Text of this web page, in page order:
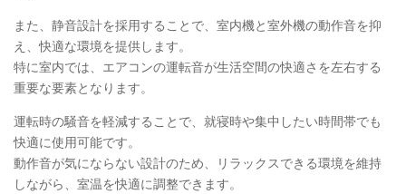
また、静音設計を採用することで、室内機と室外機の動作音を抑
え、快適な環境を提供します。
特に室内では、エアコンの運転音が生活空間の快適さを左右する
重要な要素となります。
運転時の騒音を軽減することで、就寝時や集中したい時間帯でも
快適に使用可能です。
動作音が気にならない設計のため、リラックスできる環境を維持
しながら、室温を快適に調整できます。